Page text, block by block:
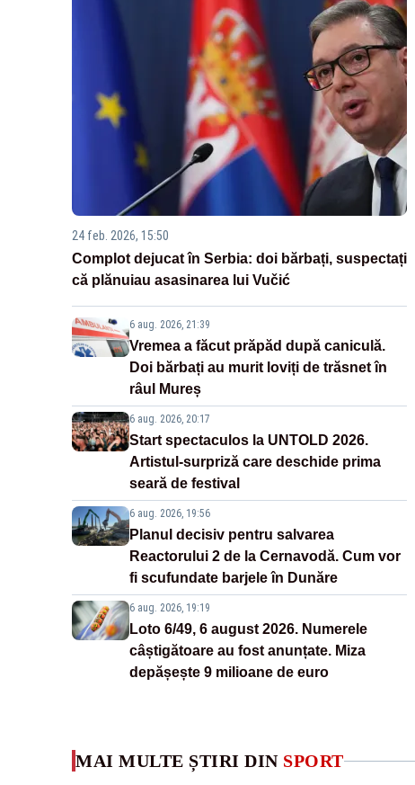
24 feb. 2026, 15:50
Complot dejucat în Serbia: doi bărbați, suspectați
că plănuiau asasinarea lui Vučić
6 aug. 2026, 21:39
Vremea a făcut prăpăd după caniculă.
Doi bărbați au murit loviți de trăsnet în
râul Mureș
6 aug. 2026, 20:17
Start spectaculos la UNTOLD 2026.
Artistul-surpriză care deschide prima
seară de festival
6 aug. 2026, 19:56
Planul decisiv pentru salvarea
Reactorului 2 de la Cernavodă. Cum vor
fi scufundate barjele în Dunăre
6 aug. 2026, 19:19
Loto 6/49, 6 august 2026. Numerele
câștigătoare au fost anunțate. Miza
depășește 9 milioane de euro
MAI MULTE ȘTIRI DIN SPORT